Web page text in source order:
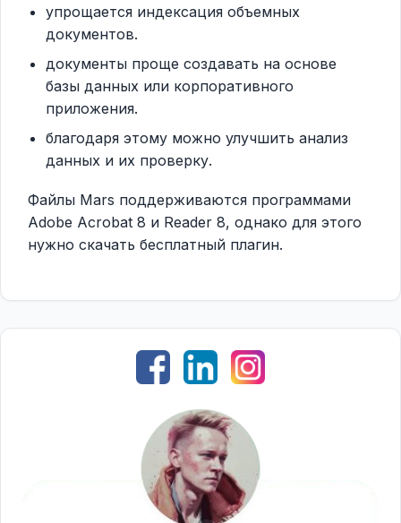
упрощается индексация объемных
документов.
документы проще создавать на основе
базы данных или корпоративного
приложения.
благодаря этому можно улучшить анализ
данных и их проверку.
Файлы Mars поддерживаются программами
Adobe Acrobat 8 и Reader 8, однако для этого
нужно скачать бесплатный плагин.